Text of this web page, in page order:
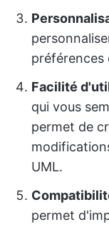
préférences
Facilité
qui vous
permet de
UML.
permet